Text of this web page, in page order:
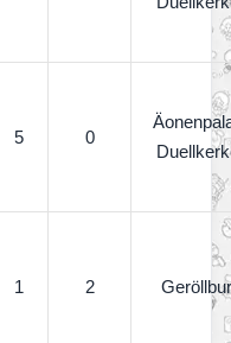
5 0
1 2